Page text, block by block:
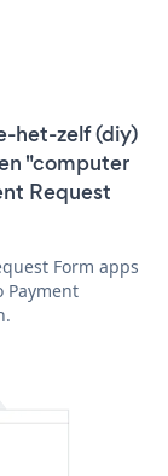
het-zelf (diy)
"computer
Request
Form apps
Payment